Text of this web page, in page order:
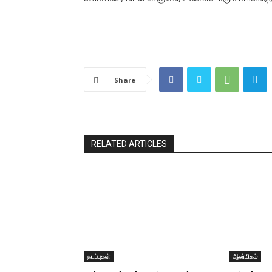
Share
RELATED ARTICLES
நடப்புகள் ஆன்மிகம்